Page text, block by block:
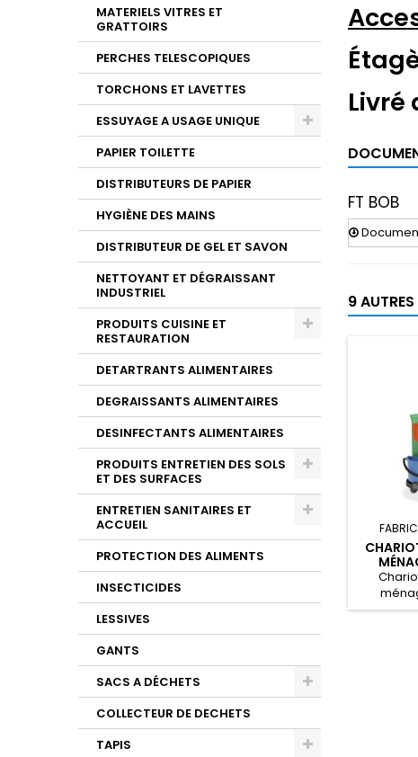
MATERIELS VITRES ET
GRATTOIRS
PERCHES TELESCOPIQUES
TORCHONS ET LAVETTES
ESSUYAGE A USAGE UNIQUE
PAPIER TOILETTE
DISTRIBUTEURS DE PAPIER
HYGIÈNE DES MAINS
DISTRIBUTEUR DE GEL ET SAVON
NETTOYANT ET DÉGRAISSANT
INDUSTRIEL
PRODUITS CUISINE ET
RESTAURATION
DETARTRANTS ALIMENTAIRES
DEGRAISSANTS ALIMENTAIRES
DESINFECTANTS ALIMENTAIRES
PRODUITS ENTRETIEN DES SOLS
ET DES SURFACES
ENTRETIEN SANITAIRES ET
ACCUEIL
PROTECTION DES ALIMENTS
INSECTICIDES
LESSIVES
GANTS
SACS A DÉCHETS
COLLECTEUR DE DECHETS
TAPIS
Livré
FT BOB
9
compact